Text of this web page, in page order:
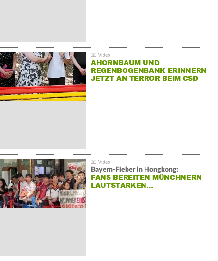
AHORNBAUM UND
REGENBOGENBANK ERINNERN
JETZT AN TERROR BEIM CSD
Bayern-Fieber in Hongkong:
FANS BEREITEN MÜNCHNERN
LAUTSTARKEN…